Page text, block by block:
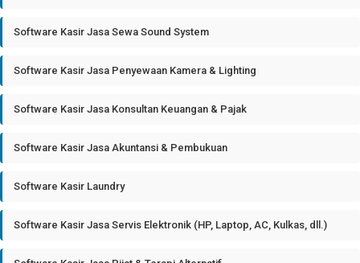
Software Kasir Jasa Sewa Sound System
Software Kasir Jasa Penyewaan Kamera & Lighting
Software Kasir Jasa Konsultan Keuangan & Pajak
Software Kasir Jasa Akuntansi & Pembukuan
Software Kasir Laundry
Software Kasir Jasa Servis Elektronik (HP, Laptop, AC, Kulkas, dll.)